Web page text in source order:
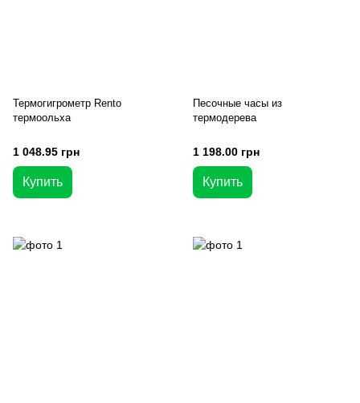
Термогигрометр Rento
термоольха
1 048.95 грн
Купить
Песочные часы из
термодерева
1 198.00 грн
Купить